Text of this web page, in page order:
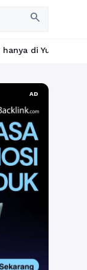
search
AD